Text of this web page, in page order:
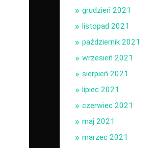
grudzień 2021
listopad 2021
październik 2021
wrzesień 2021
sierpień 2021
lipiec 2021
czerwiec 2021
maj 2021
marzec 2021